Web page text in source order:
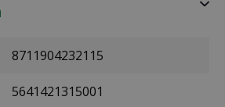
8711904232115
5641421315001